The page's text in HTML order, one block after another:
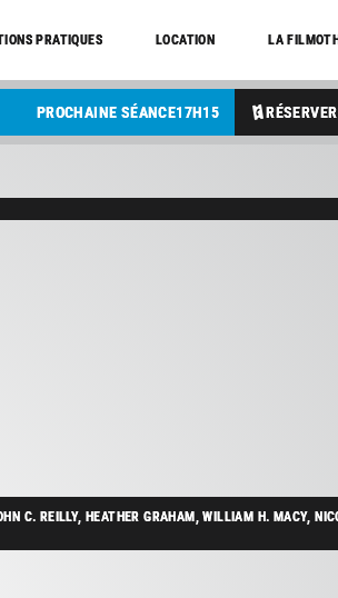
PRATIQUES LOCATION LA
PROCHAINE SÉANCE17H15 RÉSERVER
C. REILLY, HEATHER GRAHAM, WILLIAM H. MACY,